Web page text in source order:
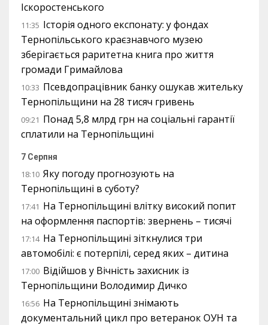
Іскоростенського
11:35 Історія одного експонату: у фондах
Тернопільського краєзнавчого музею
зберігається раритетна книга про життя
громади Гримайлова
10:33 Псевдопрацівник банку ошукав жительку
Тернопільщини на 28 тисяч гривень
09:21 Понад 5,8 млрд грн на соціальні гарантії
сплатили на Тернопільщині
7 Серпня
18:10 Яку погоду прогнозують на
Тернопільщині в суботу?
17:41 На Тернопільщині влітку високий попит
на оформлення паспортів: звернень – тисячі
17:14 На Тернопільщині зіткнулися три
автомобілі: є потерпілі, серед яких – дитина
17:00 Відійшов у Вічність захисник із
Тернопільщини Володимир Дичко
16:56 На Тернопільщині знімають
документальний цикл про ветеранок ОУН та